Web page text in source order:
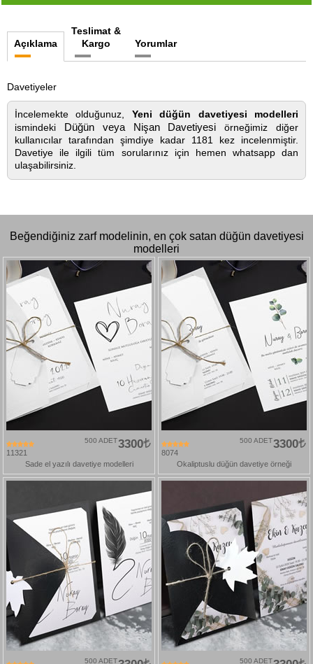
Açıklama
Teslimat &
Kargo
Yorumlar
Davetiyeler
İncelemekte olduğunuz, Yeni düğün davetiyesi modelleri
ismindeki Düğün veya Nişan Davetiyesi örneğimiz diğer
kullanıcılar tarafından şimdiye kadar 1181 kez incelenmiştir.
Davetiye ile ilgili tüm sorularınız için hemen whatsapp dan
ulaşabilirsiniz.
Beğendiğiniz zarf modelinin, en çok satan düğün davetiyesi
modelleri
11321
3300
500 ADET
Sade el yazılı davetiye modelleri
8074
3300
500 ADET
Okaliptuslu düğün davetiye örneği
500 ADET 500 ADET